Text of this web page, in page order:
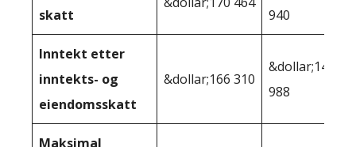
skatt 940
Inntekt etter
inntekts- og
eiendomsskatt
&dollar;166 310
&dollar;149
988
Maksimal